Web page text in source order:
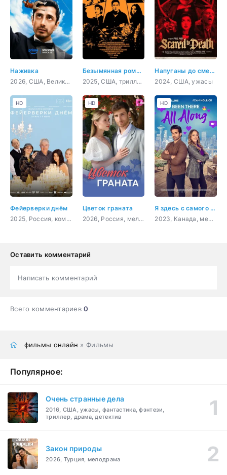
Наживка
2026, США, Великобритания, фантастика, драма, комедия
Безымянная романтическая история о вторжении в дом
2025, США, триллер, мелодрама, комедия
Напуганы до смерти
2024, США, ужасы
Фейерверки днём
2025, Россия, комедия, драма
HD
Цветок граната
2026, Россия, мелодрама
HD
Я здесь с самого начала
2023, Канада, мелодрама
HD
Оставить комментарий
Написать комментарий
Всего комментариев0
фильмы онлайн » Фильмы
Популярное:
Очень странные дела
2016, США, ужасы, фантастика, фэнтези,
триллер, драма, детектив
Закон природы
2026, Турция, мелодрама